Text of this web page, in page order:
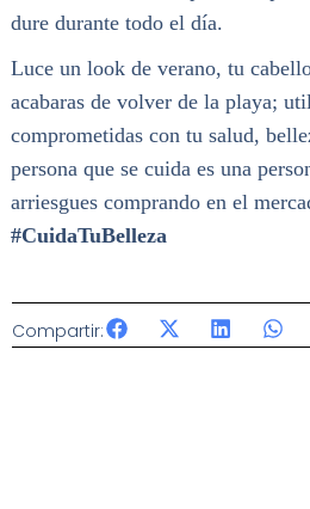
dure durante todo el día.
Luce un look de verano, tu
acabaras de volver de la playa;
comprometidas con tu salud,
persona que se cuida es una
arriesgues comprando en el
#CuidaTuBelleza
Compartir: